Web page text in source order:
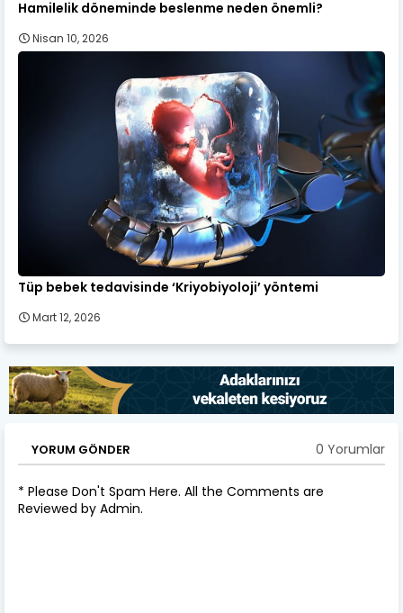
Hamilelik döneminde beslenme neden önemli?
Nisan 10, 2026
Tüp bebek tedavisinde ‘Kriyobiyoloji’ yöntemi
Mart 12, 2026
YORUM GÖNDER 0 Yorumlar
* Please Don't Spam Here. All the Comments are
Reviewed by Admin.